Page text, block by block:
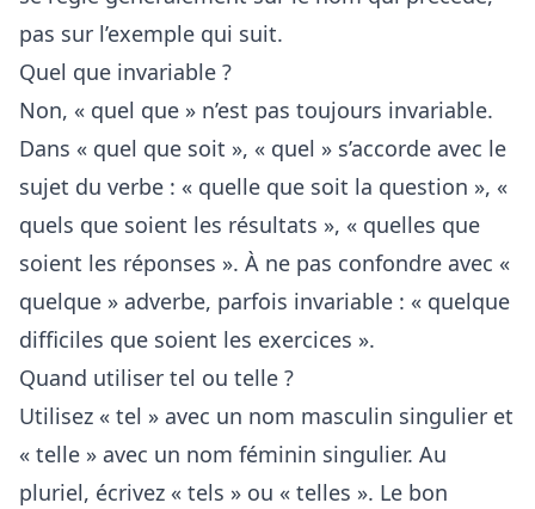
pas sur l’exemple qui suit.
Quel que invariable ?
Non, « quel que » n’est pas toujours invariable.
Dans « quel que soit », « quel » s’accorde avec le
sujet du verbe : « quelle que soit la question », «
quels que soient les résultats », « quelles que
soient les réponses ». À ne pas confondre avec «
quelque » adverbe, parfois invariable : « quelque
difficiles que soient les exercices ».
Quand utiliser tel ou telle ?
Utilisez « tel » avec un nom masculin singulier et
« telle » avec un nom féminin singulier. Au
pluriel, écrivez « tels » ou « telles ». Le bon